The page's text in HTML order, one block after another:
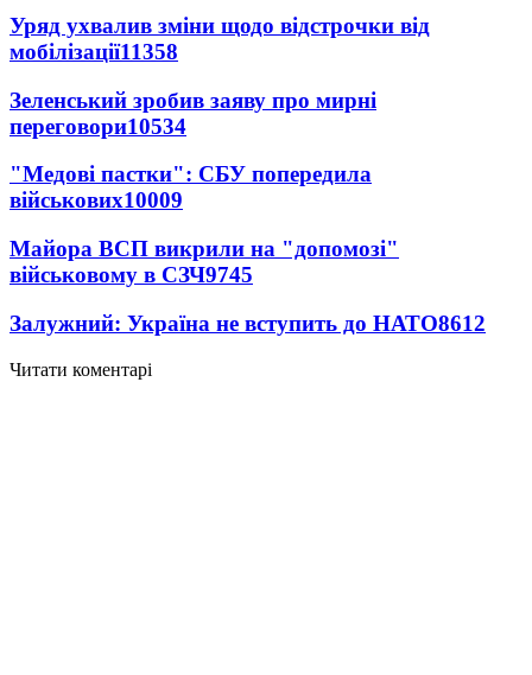
Уряд ухвалив зміни щодо відстрочки від
мобілізації11358
Зеленський зробив заяву про мирні
переговори10534
"Медові пастки": СБУ попередила
військових10009
Майора ВСП викрили на "допомозі"
військовому в СЗЧ9745
Залужний: Україна не вступить до НАТО8612
Читати коментарі